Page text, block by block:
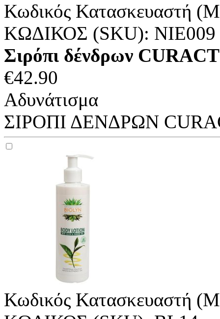
Κωδικός Κατασκευαστή
ΚΩΔΙΚΟΣ (SKU): ΝΙΕ009
Σιρόπι δένδρων
€42.90
Αδυνάτισμα
ΣΙΡΟΠΙ ΔΕΝΔΡΩΝ
Κωδικός Κατασκευαστή